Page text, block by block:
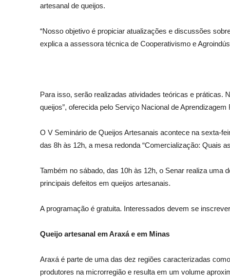
artesanal de queijos.
“Nosso objetivo é propiciar atualizações e discussões
explica a assessora técnica de Cooperativismo e
Para isso, serão realizadas atividades teóricas e práticas.
queijos”, oferecida pelo Serviço Nacional de Aprendizagem
O V Seminário de Queijos Artesanais acontece na sexta-
das 8h às 12h, a mesa redonda “Comercialização: Quais
Também no sábado, das 10h às 12h, o Senar realiza uma
principais defeitos em queijos artesanais.
A programação é gratuita. Interessados devem se inscrever
Queijo artesanal em Araxá e em Minas
Araxá é parte de uma das dez regiões caracterizadas
produtores na microrregião e resulta em um volume